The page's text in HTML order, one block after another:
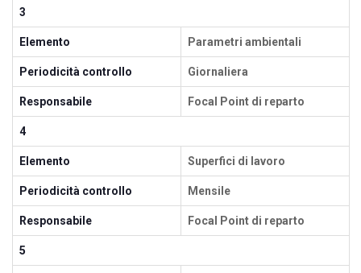
3
Elemento Parametri ambientali
Periodicità controllo Giornaliera
Responsabile Focal Point di reparto
4
Elemento Superfici di lavoro
Periodicità controllo Mensile
Responsabile Focal Point di reparto
5